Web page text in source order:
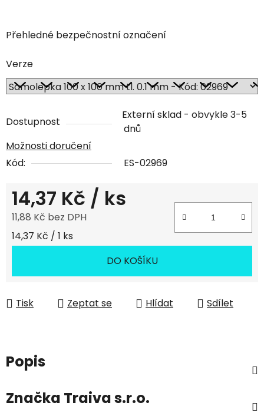
Přehledné bezpečnostní označení
Verze
Dostupnost
Externí sklad - obvykle 3-5
dnů
Možnosti doručení
Kód:
ES-02969
14,37 Kč / ks
11,88 Kč bez DPH
Měrná cena:
14,37 Kč / 1 ks
DO KOŠÍKU
Tisk Zeptat se Hlídat Sdílet
Popis
Značka Traiva s.r.o.